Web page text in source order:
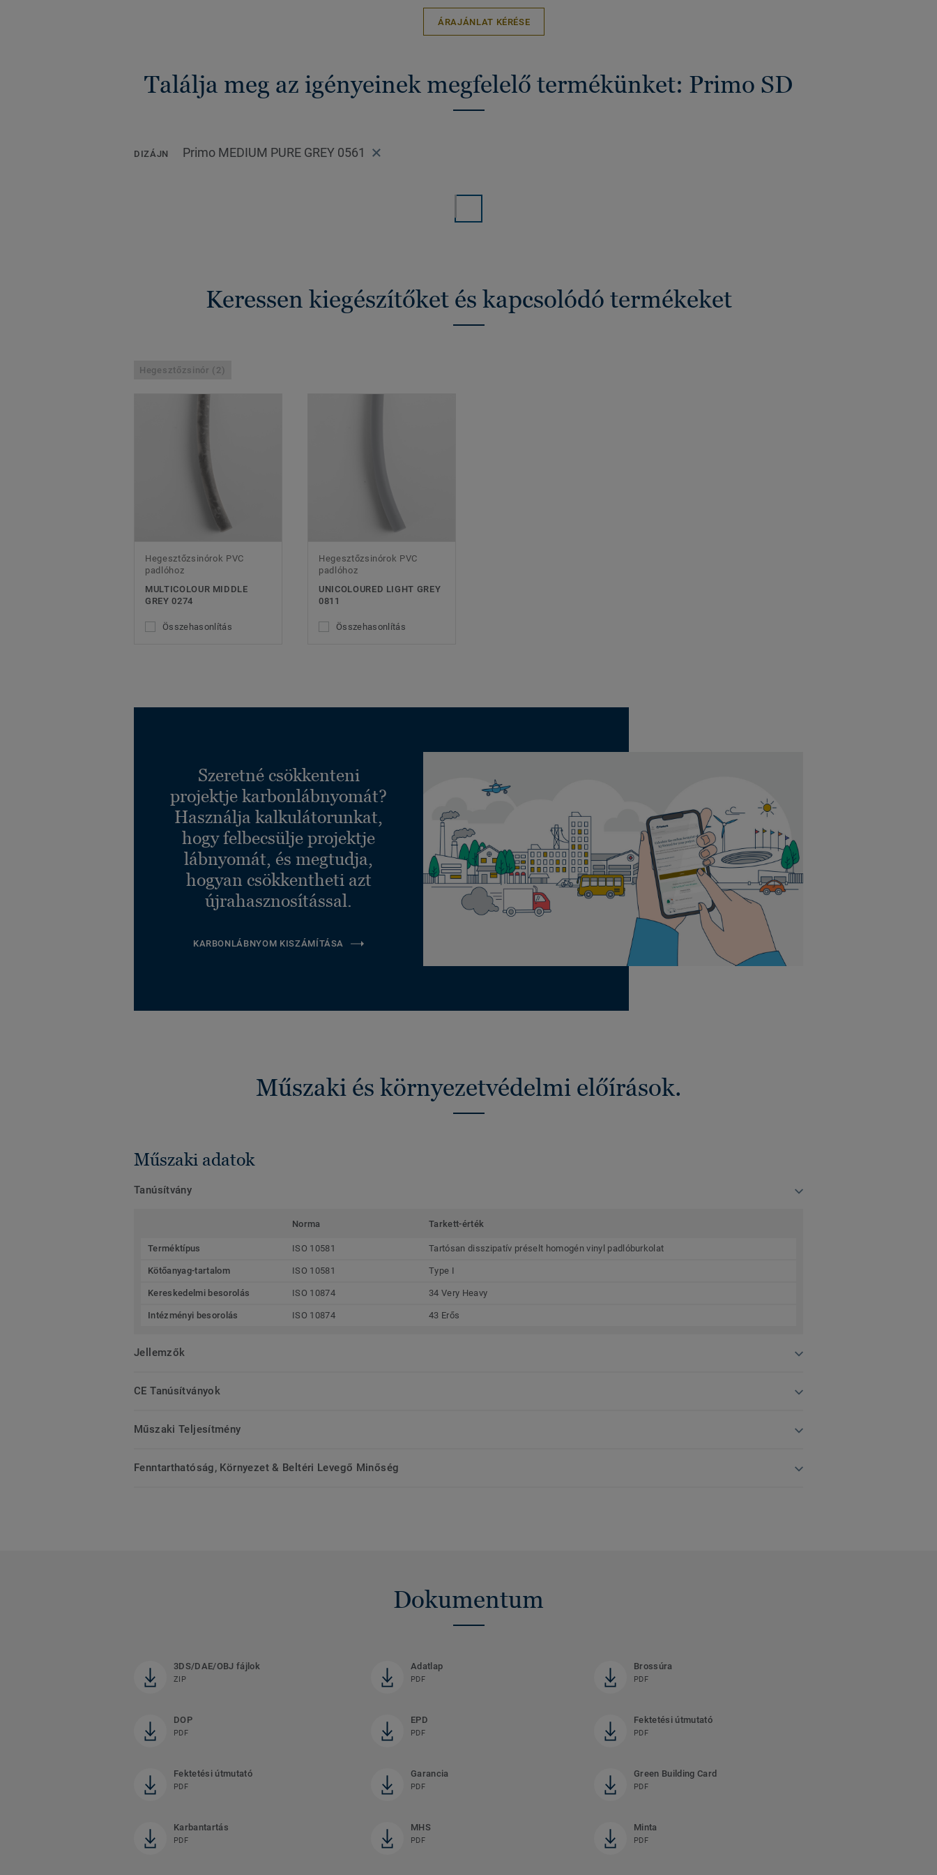
ÁRAJÁNLAT KÉRÉSE
Találja meg az igényeinek megfelelő termékünket: Primo SD
DIZÁJN Primo MEDIUM PURE GREY 0561
Keressen kiegészítőket és kapcsolódó termékeket
Hegesztőzsinór (2)
Hegesztőzsinórok PVC
padlóhoz
MULTICOLOUR MIDDLE
GREY 0274
Összehasonlítás
Hegesztőzsinórok PVC
padlóhoz
UNICOLOURED LIGHT GREY
0811
Összehasonlítás
Szeretné csökkenteni
projektje karbonlábnyomát?
Használja kalkulátorunkat,
hogy felbecsülje projektje
lábnyomát, és megtudja,
hogyan csökkentheti azt
újrahasznosítással.
KARBONLÁBNYOM KISZÁMÍTÁSA
Műszaki és környezetvédelmi előírások.
Műszaki adatok
Tanúsítvány
Norma Tarkett-érték
Terméktípus ISO 10581 Tartósan disszipatív préselt homogén vinyl padlóburkolat
Kötőanyag-tartalom ISO 10581 Type I
Kereskedelmi besorolás ISO 10874 34 Very Heavy
Intézményi besorolás ISO 10874 43 Erős
Jellemzők
CE Tanúsítványok
Műszaki Teljesítmény
Fenntarthatóság, Környezet & Beltéri Levegő Minőség
Dokumentum
3DS/DAE/OBJ fájlok
ZIP
Adatlap
PDF
Brossúra
PDF
DOP
PDF
EPD
PDF
Fektetési útmutató
PDF
Fektetési útmutató
PDF
Garancia
PDF
Green Building Card
PDF
Karbantartás
PDF
MHS
PDF
Minta
PDF